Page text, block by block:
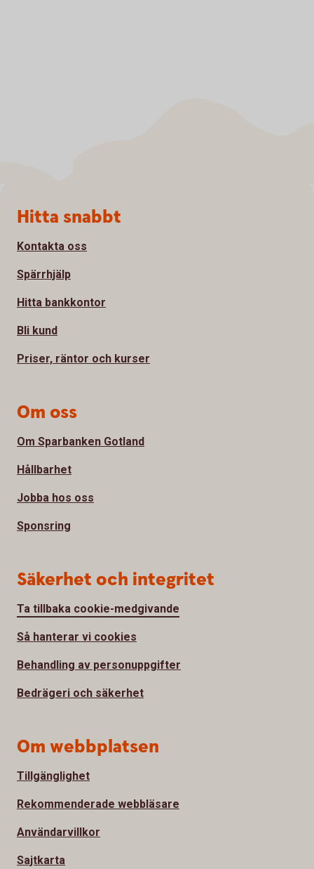
Sidfot
Hitta snabbt
Kontakta oss
Spärrhjälp
Hitta bankkontor
Bli kund
Priser, räntor och kurser
Om oss
Om Sparbanken Gotland
Hållbarhet
Jobba hos oss
Sponsring
Säkerhet och integritet
Ta tillbaka cookie-medgivande
Så hanterar vi cookies
Behandling av personuppgifter
Bedrägeri och säkerhet
Om webbplatsen
Tillgänglighet
Rekommenderade webbläsare
Användarvillkor
Sajtkarta